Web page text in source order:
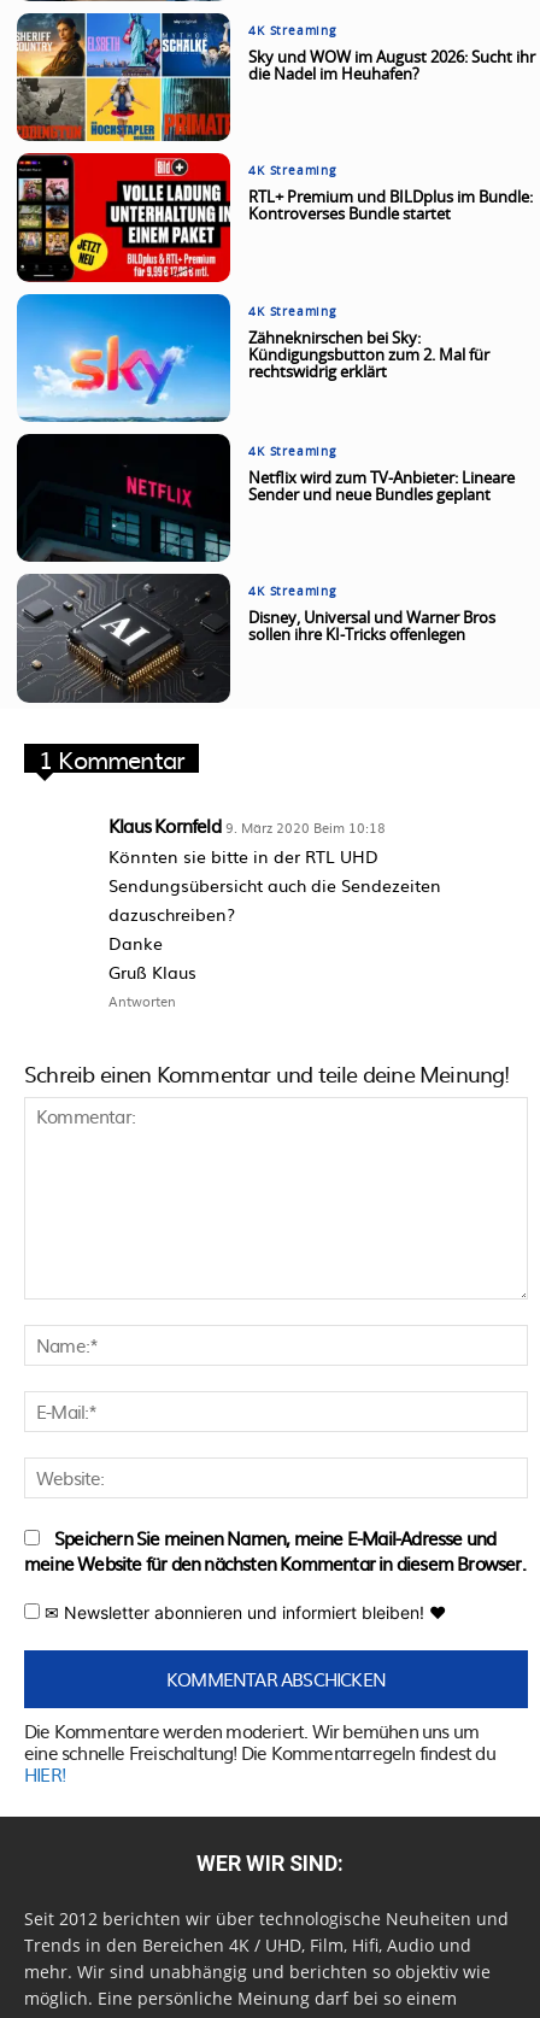
4K Streaming
Sky und WOW im August 2026: Sucht ihr
die Nadel im Heuhafen?
4K Streaming
RTL+ Premium und BILDplus im Bundle:
Kontroverses Bundle startet
4K Streaming
Zähneknirschen bei Sky:
Kündigungsbutton zum 2. Mal für
rechtswidrig erklärt
4K Streaming
Netflix wird zum TV-Anbieter: Lineare
Sender und neue Bundles geplant
4K Streaming
Disney, Universal und Warner Bros
sollen ihre KI-Tricks offenlegen
1 Kommentar
Klaus Kornfeld 9. März 2020 Beim 10:18
Könnten sie bitte in der RTL UHD
Sendungsübersicht auch die Sendezeiten
dazuschreiben?
Danke
Gruß Klaus
Antworten
Schreib einen Kommentar und teile deine Meinung!
Speichern Sie meinen Namen, meine E-Mail-Adresse und
meine Website für den nächsten Kommentar in diesem Browser.
✉ Newsletter abonnieren und informiert bleiben! ♥
Die Kommentare werden moderiert. Wir bemühen uns um
eine schnelle Freischaltung! Die Kommentarregeln findest du
HIER!
WER WIR SIND:
Seit 2012 berichten wir über technologische Neuheiten und
Trends in den Bereichen 4K / UHD, Film, Hifi, Audio und
mehr. Wir sind unabhängig und berichten so objektiv wie
möglich. Eine persönliche Meinung darf bei so einem